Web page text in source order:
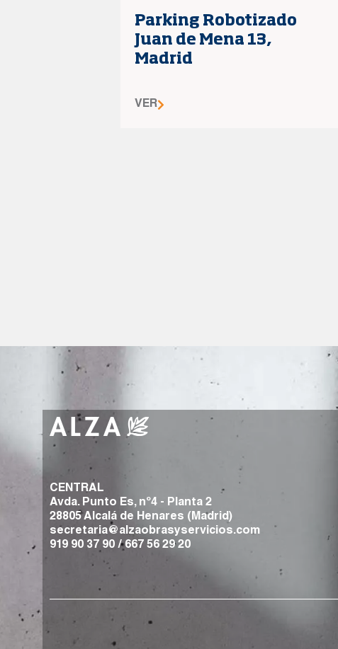
Parking Robotizado
Juan de Mena 13,
Madrid
VER
CENTRAL
Avda. Punto Es, nº4 - Planta 2
28805 Alcalá de Henares (Madrid)
secretaria@alzaobrasyservicios.com
919 90 37 90 / 667 56 29 20